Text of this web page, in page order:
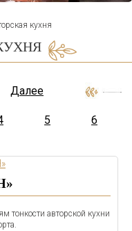
кухня
5 6
Далее
тонкости авторской кухни